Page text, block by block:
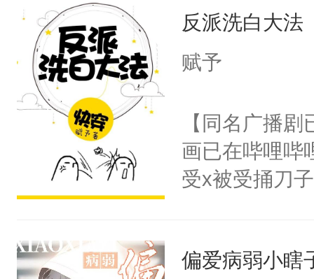
反派洗白大法
赋予
【同名广播
画已在哔哩哔
受x被受捅刀
病，一个个的
偏爱病弱小瞎